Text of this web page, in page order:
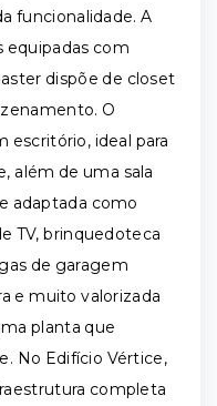
funcionalidade. A
equipadas com
dispõe de closet
O
escritório, ideal para
além de uma sala
adaptada como
TV, brinquedoteca
de garagem
e muito valorizada
planta que
No Edifício Vértice,
completa